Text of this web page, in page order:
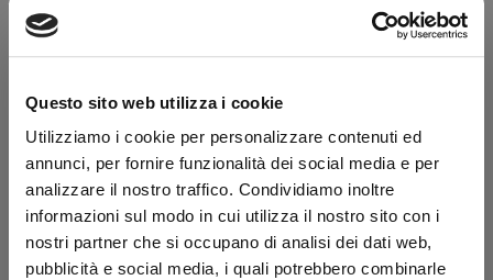
Questo sito web utilizza i cookie
Utilizziamo i cookie per personalizzare contenuti ed
annunci, per fornire funzionalità dei social media e per
analizzare il nostro traffico. Condividiamo inoltre
informazioni sul modo in cui utilizza il nostro sito con i
nostri partner che si occupano di analisi dei dati web,
pubblicità e social media, i quali potrebbero combinarle
Secure transaction
Do you have a VAT number?
Features
Thread 3\8
What they say about us